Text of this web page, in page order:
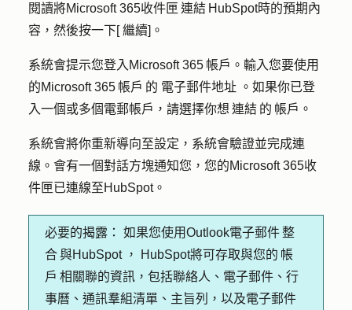
閱讀將Microsoft 365收件匣 連結 HubSpot時的預期內
容，然後按一下[繼續]。
系統會提示您登入Microsoft 365 帳戶。輸入您要使用
的Microsoft 365 帳戶 的 電子郵件地址 。如果你已登
入一個或多個電郵帳戶，請選擇你想 連結 的 帳戶。
系統會將你重新導向至設定，系統會驗證並完成連
線。會有一個對話方塊通知您，您的Microsoft 365收
件匣已連線至HubSpot。
必要的揭露：
如果您使用Outlook電子郵件 整
合 與HubSpot ， HubSpot將可存取與您的 帳
戶 相關聯的資訊，包括聯絡人、電子郵件、行
事曆、通訊羣組清單、主旨列，以及電子郵件